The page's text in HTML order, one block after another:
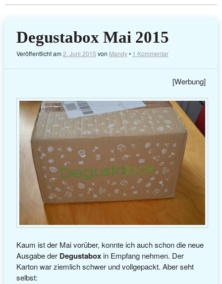
Degustabox Mai 2015
Veröffentlicht am2. Juni 2015 von Mandy• 1 Kommentar
[Werbung]
Kaum ist der Mai vorüber, konnte ich auch schon die neue
Ausgabe der Degustaboxin Empfang nehmen. Der
Karton war ziemlich schwer und vollgepackt. Aber seht
selbst: